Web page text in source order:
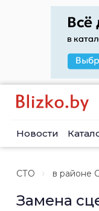
Новости
СТО в районе
Замена